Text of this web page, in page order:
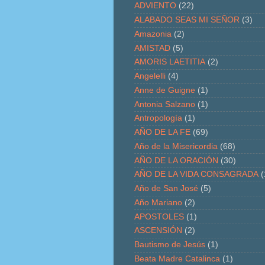
ADVIENTO (22)
ALABADO SEAS MI SEÑOR (3)
Amazonia (2)
AMISTAD (5)
AMORIS LAETITIA (2)
Angelelli (4)
Anne de Guigne (1)
Antonia Salzano (1)
Antropología (1)
AÑO DE LA FE (69)
Año de la Misericordia (68)
AÑO DE LA ORACIÓN (30)
AÑO DE LA VIDA CONSAGRADA
Año de San José (5)
Año Mariano (2)
APOSTOLES (1)
ASCENSIÓN (2)
Bautismo de Jesús (1)
Beata Madre Catalinca (1)